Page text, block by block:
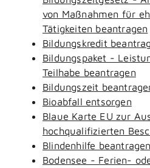
von Maßnahmen für
Tätigkeiten beantragen
Bildungskredit
Bildungspaket -
Teilhabe beantragen
Bildungszeit
Bioabfall entsorgen
Blaue Karte EU zur
hochqualifizierten
Blindenhilfe beantragen
Bodensee - Ferien-